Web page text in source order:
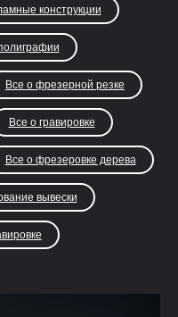
конструкции
Все о фрезерной резке
Все о гравировке
Все о фрезеровке дерева
вывески